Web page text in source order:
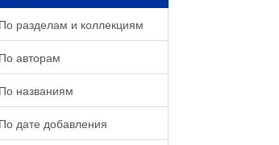
По разделам и коллекциям
По авторам
По названиям
По дате добавления